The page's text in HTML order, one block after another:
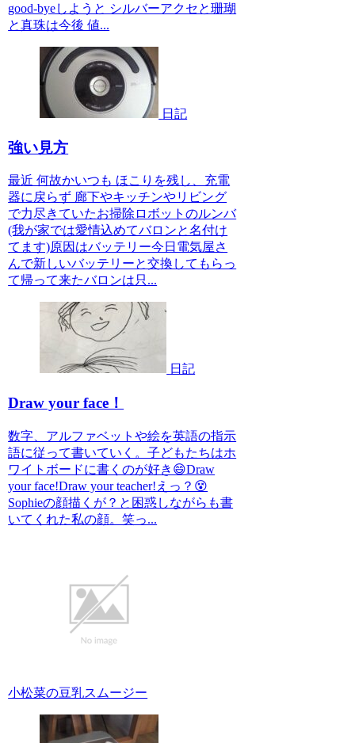
good-byeしようと シルバーアクセと珊瑚
と真珠は今後 値...
日記
強い見方
最近 何故かいつも ほこりを残し、充電
器に戻らず 廊下やキッチンやリビング
で力尽きていたお掃除ロボットのルンバ
(我が家では愛情込めてバロンと名付け
てます)原因はバッテリー今日電気屋さ
んで新しいバッテリーと交換してもらっ
て帰って来たバロンは只...
日記
Draw your face！
数字、アルファベットや絵を英語の指示
語に従って書いていく。子どもたちはホ
ワイトボードに書くのが好き😄Draw
your face!Draw your teacher!えっ？😵
Sophieの顔描くが？と困惑しながらも書
いてくれた私の顔。笑っ...
小松菜の豆乳スムージー